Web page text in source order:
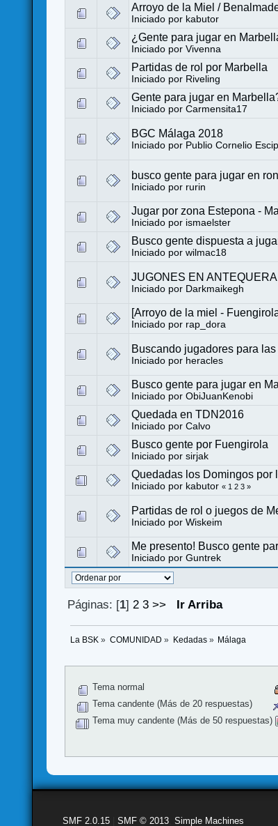
Arroyo de la Miel /
Iniciado por kabutor
¿Gente para jugar en
Iniciado porVivenna
Partidas de rol por Marbella
Iniciado por Riveling
Gente para jugar en
Iniciado porCarmensita17
BGC Málaga 2018
Iniciado por Publio Cornelio
busco gente para jugar en
Iniciado por rurin
Jugar por zona Estepona -
Iniciado por ismaelster
Busco gente dispuesta a
Iniciado porwilmac18
JUGONES EN ANTEQUERA
Iniciado por Darkmaikegh
[Arroyo de la miel -
Iniciado por rap_dora
Buscando jugadores para
Iniciado por heracles
Busco gente para jugar en
Iniciado porObiJuanKenobi
Quedada en TDN2016
Iniciado porCalvo
Busco gente por Fuengirola
Iniciado porsirjak
Quedadas los Domingos por
Iniciado por kabutor « 1 2 3 »
Partidas de rol o juegos de
Iniciado porWiskeim
Me presento! Busco gente
Iniciado porGuntrek
Páginas: [1] 2 3 >> Ir Arriba
La BSK » COMUNIDAD » Kedadas» Málaga
Tema normal
Tema candente (Más de 20 respuestas)
Tema muy candente (Más de 50 respuestas)
SMF 2.0.15 |SMF © 2013 ,Simple Machines